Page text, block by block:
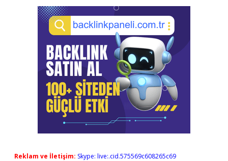
Reklam ve İletişim: Skype: live:.cid.575569c608265c69